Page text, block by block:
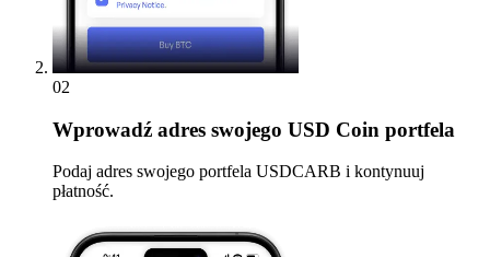
02
Wprowadź adres swojego USD Coin portfela
Podaj adres swojego portfela USDCARB i kontynuuj
płatność.